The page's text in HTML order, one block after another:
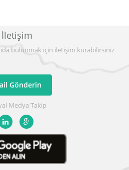
İletişim
bulunmak için iletişim kurabilirsiniz
Gönderin
Medya Takip